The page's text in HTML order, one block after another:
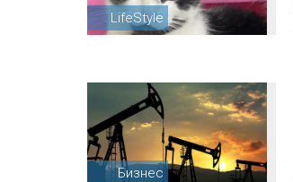
LifeStyle
Бизнес